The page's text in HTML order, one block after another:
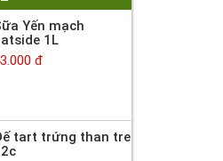
Yến mạch
1L
đ
tart trứng than tre